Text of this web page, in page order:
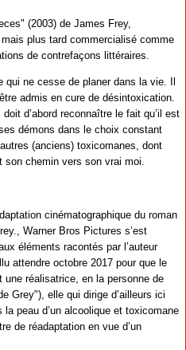
(2003) de James Frey,
plus tard commercialisé comme
de contrefaçons littéraires.
ne cesse de planer dans la vie. Il
admis en cure de désintoxication.
d’abord reconnaître le fait qu’il est
démons dans le choix constant
(anciens) toxicomanes, dont
son chemin vers son vrai moi.
cinématographique du roman
Warner Bros Pictures s’est
éléments racontés par l’auteur
attendre octobre 2017 pour que le
réalisatrice, en la personne de
Grey"), elle qui dirige d’ailleurs ici
peau d’un alcoolique et toxicomane
de réadaptation en vue d’un